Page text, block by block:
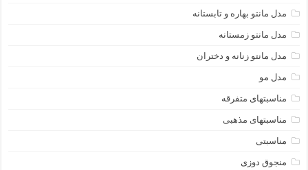
مدل مانتو بهاره و تابستانه
مدل مانتو زمستانه
مدل مانتو زنانه و دختران
مدل مو
مناسبتهای متفرقه
مناسبتهای مذهبی
مناسبتی
منجوق دوزی